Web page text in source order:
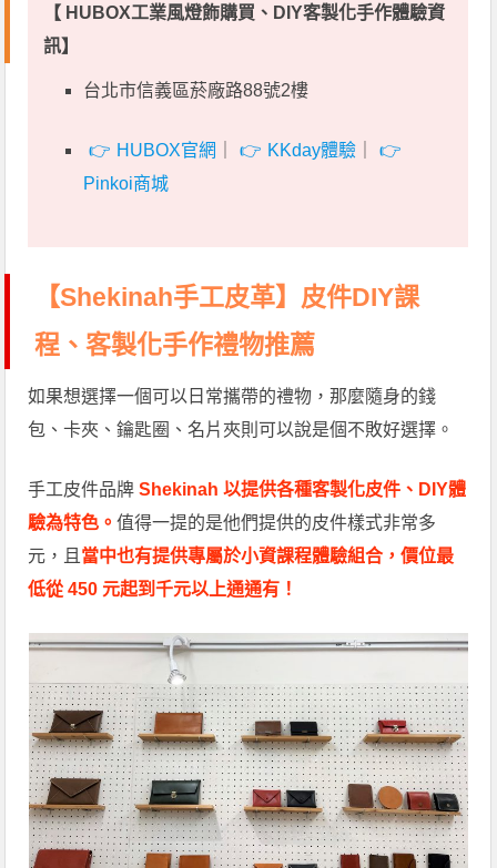
【 HUBOX工業風燈飾購買、DIY客製化手作體驗資
訊】
台北市信義區菸廠路88號2樓
HUBOX官網 KKday體驗
Pinkoi商城
【Shekinah手工皮革】皮件DIY課
程、客製化手作禮物推薦
如果想選擇一個可以日常攜帶的禮物，那麼隨身的錢
包、卡夾、鑰匙圈、名片夾則可以說是個不敗好選擇。
手工皮件品牌 Shekinah 以提供各種客製化皮件、DIY體
驗為特色。值得一提的是他們提供的皮件樣式非常多
元，且 當中也有提供專屬於小資課程體驗組合，價位最
低從 450 元起到千元以上通通有！